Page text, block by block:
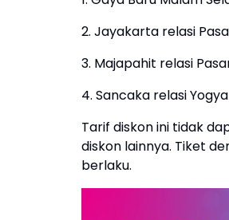
2. Jayakarta relasi
3. Majapahit relasi
4. Sancaka relasi
Tarif diskon ini tidak
diskon lainnya. Tiket
berlaku.